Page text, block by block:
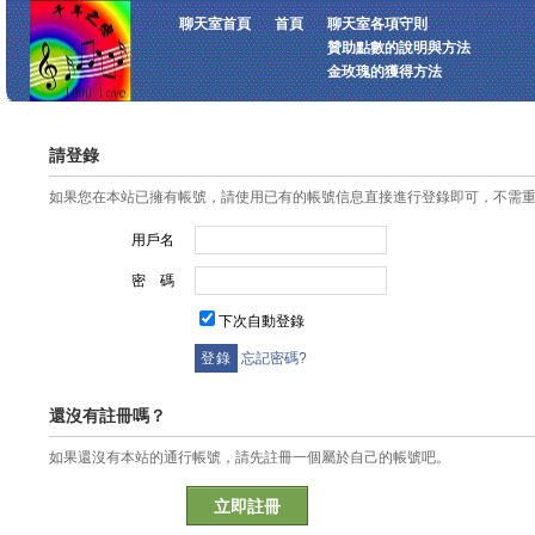
聊天室首頁 首頁
聊天室各項守則
贊助點數的說明與方法
金玫瑰的獲得方法
請登錄
如果您在本站已擁有帳號，請使用已有的帳號信息直接進行登錄即可，不需
用戶名
密 碼
下次自動登錄
忘記密碼?
還沒有註冊嗎？
如果還沒有本站的通行帳號，請先註冊一個屬於自己的帳號吧。
立即註冊